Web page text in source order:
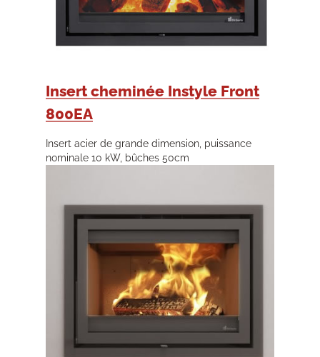
Insert cheminée Instyle Front
800EA
Insert acier de grande dimension, puissance
nominale 10 kW, bûches 50cm